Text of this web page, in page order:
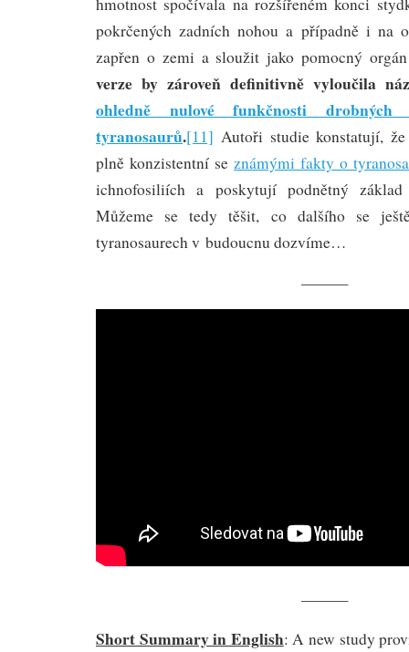
pokrčených zadních nohou a případně i na
zapřen o zemi a sloužit jako pomocný
verze by zároveň definitivně vyloučila
ohledně nulové funkčnosti drobných
tyranosaurů.[11] Autoři studie konstatují,
plně konzistentní se známými fakty o
ichnofosiliích a poskytují podnětný
Můžeme se tedy těšit, co dalšího se
tyranosaurech v budoucnu dozvíme…
———
———
Short Summary in English: A new study